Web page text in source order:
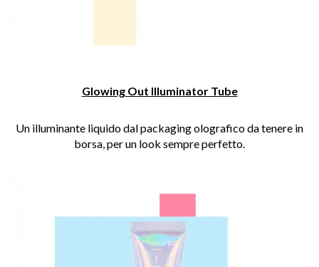
Glowing Out Illuminator Tube
Un illuminante liquido dal packaging olografico da tenere in
borsa, per un look sempre perfetto.